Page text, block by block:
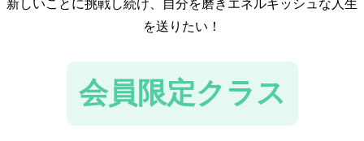
を送りたい！
会員限定クラス